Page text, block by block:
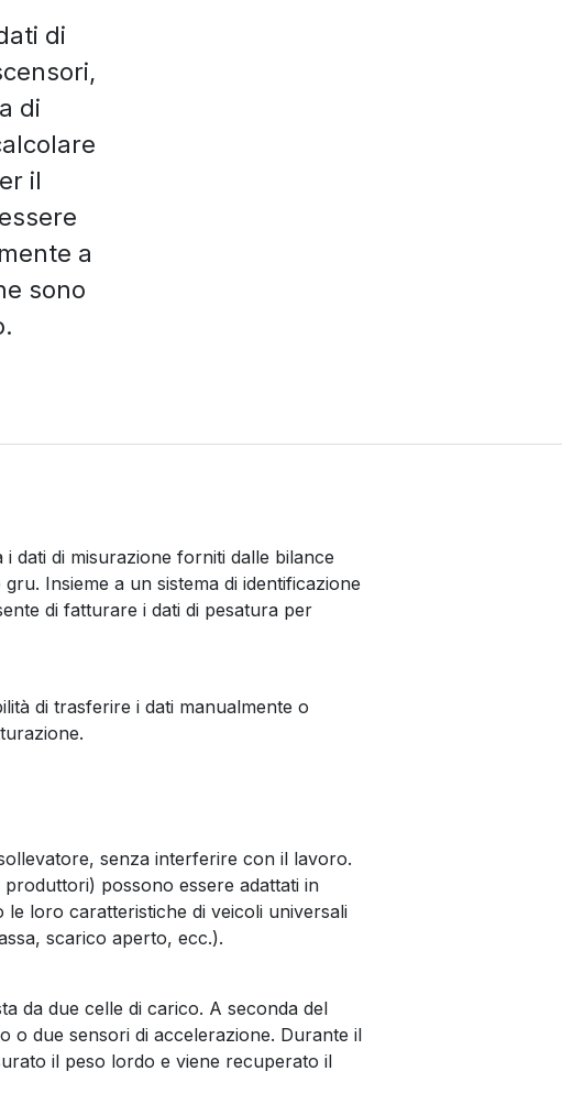
di
di
il
a
sono
i dati di misurazione forniti dalle bilance
Insieme a un sistema di identificazione
di fatturare i dati di pesatura per
di trasferire i dati manualmente o
senza interferire con il lavoro.
possono essere adattati in
le loro caratteristiche di veicoli universali
scarico aperto, ecc.).
da due celle di carico. A seconda del
o due sensori di accelerazione. Durante il
il peso lordo e viene recuperato il